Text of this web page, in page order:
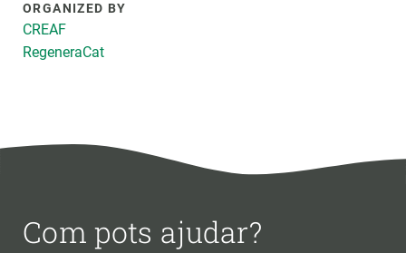
ORGANIZED BY
CREAF
RegeneraCat
Com pots ajudar?